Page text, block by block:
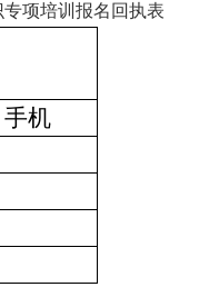
培训报名回执表
手机